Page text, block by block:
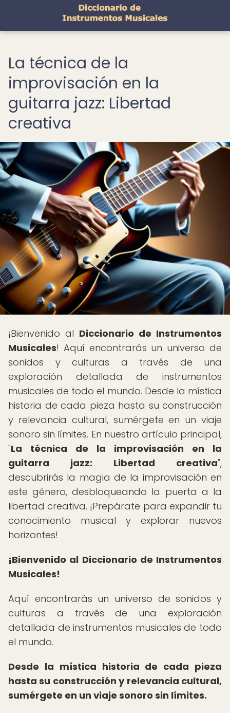
La técnica de la
improvisación en la
guitarra jazz: Libertad
creativa
¡Bienvenido al Diccionario de Instrumentos
Musicales! Aquí encontrarás un universo de
sonidos y culturas a través de una
exploración detallada de instrumentos
musicales de todo el mundo. Desde la mística
historia de cada pieza hasta su construcción
y relevancia cultural, sumérgete en un viaje
sonoro sin límites. En nuestro artículo principal,
"La técnica de la improvisación en la
guitarra jazz: Libertad creativa",
descubrirás la magia de la improvisación en
este género, desbloqueando la puerta a la
libertad creativa. ¡Prepárate para expandir tu
conocimiento musical y explorar nuevos
horizontes!
¡Bienvenido al Diccionario de Instrumentos
Musicales!
Aquí encontrarás un universo de sonidos y
culturas a través de una exploración
detallada de instrumentos musicales de todo
el mundo.
Desde la mística historia de cada pieza
hasta su construcción y relevancia cultural,
sumérgete en un viaje sonoro sin límites.